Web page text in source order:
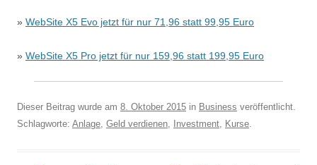
» WebSite X5 Evo jetzt für nur 71,96 statt 99,95 Euro
» WebSite X5 Pro jetzt für nur 159,96 statt 199,95 Euro
Dieser Beitrag wurde am 8. Oktober 2015 in Business veröffentlicht.
Schlagworte: Anlage, Geld verdienen, Investment, Kurse.